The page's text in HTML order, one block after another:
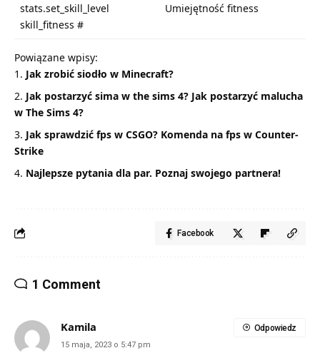
stats.set_skill_level
skill_fitness #
Umiejętność fitness
Powiązane wpisy:
Jak zrobić siodło w Minecraft?
Jak postarzyć sima w the sims 4? Jak postarzyć malucha
w The Sims 4?
Jak sprawdzić fps w CSGO? Komenda na fps w Counter-
Strike
Najlepsze pytania dla par. Poznaj swojego partnera!
Facebook
1 Comment
Kamila
15 maja, 2023 o 5:47 pm
Odpowiedz